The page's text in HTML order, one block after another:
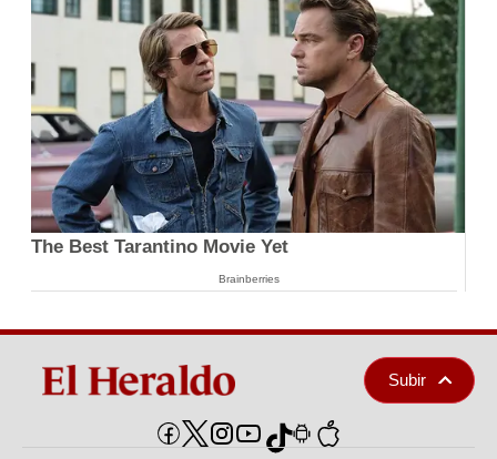
The Best Tarantino Movie Yet
Brainberries
Subir